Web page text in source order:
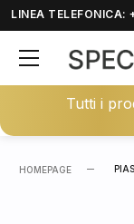
LINEA
Tutti i
HOMEPAGE